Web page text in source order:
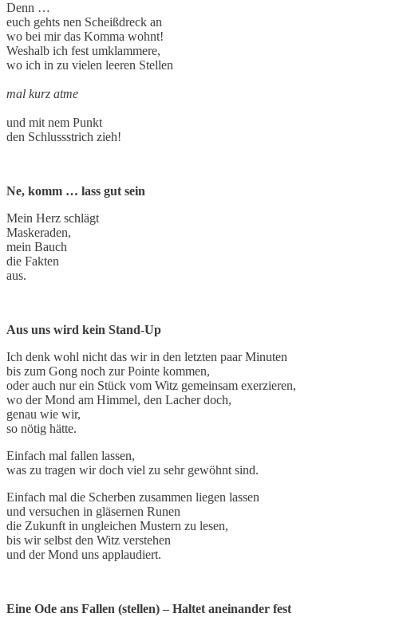
Denn …
euch gehts nen Scheißdreck an
wo bei mir das Komma wohnt!
Weshalb ich fest umklammere,
wo ich in zu vielen leeren Stellen
mal kurz atme
und mit nem Punkt
den Schlussstrich zieh!
Ne, komm … lass gut sein
Mein Herz schlägt
Maskeraden,
mein Bauch
die Fakten
aus.
Aus uns wird kein Stand-Up
Ich denk wohl nicht das wir in den letzten paar Minuten
bis zum Gong noch zur Pointe kommen,
oder auch nur ein Stück vom Witz gemeinsam exerzieren,
wo der Mond am Himmel, den Lacher doch,
genau wie wir,
so nötig hätte.
Einfach mal fallen lassen,
was zu tragen wir doch viel zu sehr gewöhnt sind.
Einfach mal die Scherben zusammen liegen lassen
und versuchen in gläsernen Runen
die Zukunft in ungleichen Mustern zu lesen,
bis wir selbst den Witz verstehen
und der Mond uns applaudiert.
Eine Ode ans Fallen (stellen) – Haltet aneinander fest